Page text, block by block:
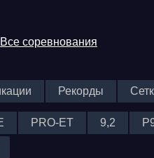
Все соревнования
Рекорды
PRO-ET 9,2